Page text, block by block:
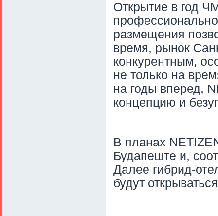
Открытие в год
размещения
время, рынок
конкурентным,
не только на
на годы вперед,
концепцию и
В планах
Будапеште и,
Далее гибрид-
будут